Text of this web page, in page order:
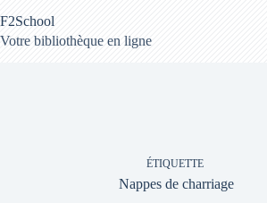
au
contenu
F2School
Votre bibliothèque en ligne
ÉTIQUETTE
Nappes de charriage